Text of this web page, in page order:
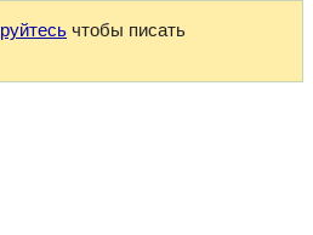
чтобы писать